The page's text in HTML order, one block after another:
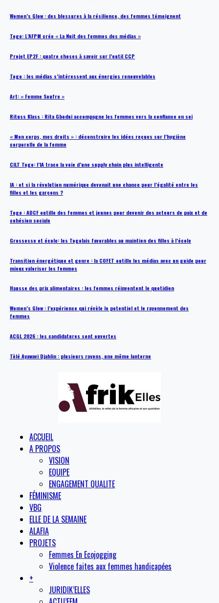
Women’s Glow : des blessures à la résilience, des femmes témoignent
Togo: L’AFPM crée « La Nuit des femmes des médias »
Projet EP2F : quatre choses à savoir sur l’outil CCP
Togo : les médias s’intéressent aux énergies renouvelables
Art: « Femme Soufre »
Rituss Klass : Rita Gbodui accompagne les femmes vers la confiance en soi
« Mon corps, mes droits » : déconstruire les idées reçues sur l’hygiène
corporelle de la femme
CILT Togo: l’IA trace la voie d’une supply chain plus intelligente
IA : et si la révolution numérique devenait une chance pour l’égalité entre les
filles et les garçons ?
Togo : ADCF outille des femmes et jeunes pour devenir des acteurs de paix et de
cohésion sociale
Grossesse et école: les Togolais favorables au maintien des filles à l’école
Transition énergétique et genre : la COFET outille les médias avec un guide pour
mieux valoriser les femmes
Hausse des prix alimentaires : les femmes réinventent le quotidien
Women’s Glow : l’expérience qui révèle le potentiel et le rayonnement des
femmes
ACGL 2026 : les candidatures sont ouvertes
Tèlé Ayawavi Djahlin : plusieurs rayons, une même lanterne
ACCUEIL
A PROPOS
VISION
EQUIPE
ENGAGEMENT QUALITE
FÉMINISME
VBG
ELLE DE LA SEMAINE
ALAFIA
PROJETS
Femmes En Ecojogging
Violence faites aux femmes handicapées
+
JURIDIK’ELLES